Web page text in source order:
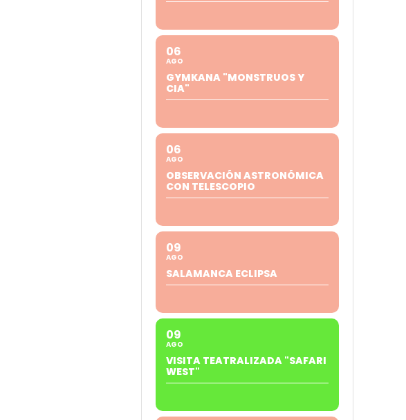
06
AGO
GYMKANA "MONSTRUOS Y
CIA"
06
AGO
OBSERVACIÓN ASTRONÓMICA
CON TELESCOPIO
09
AGO
SALAMANCA ECLIPSA
09
AGO
VISITA TEATRALIZADA "SAFARI
WEST"